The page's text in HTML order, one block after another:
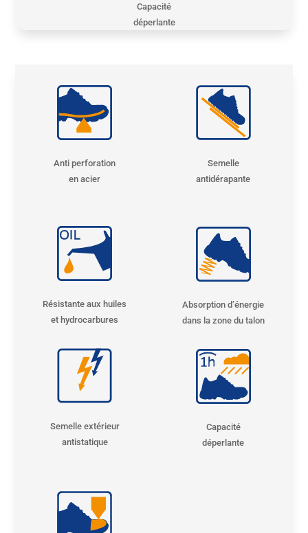
Capacité
déperlante
Anti perforation
en acier
Résistante aux huiles
et hydrocarbures
Semelle extérieur
antistatique
Semelle
antidérapante
Absorption d’énergie
dans la zone du talon
Capacité
déperlante